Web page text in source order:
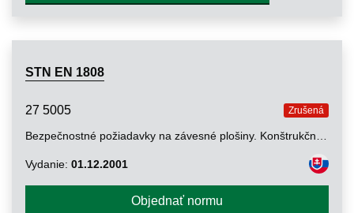
STN EN 1808
27 5005 Zrušená
Vydanie: 01.12.2001
Objednať normu